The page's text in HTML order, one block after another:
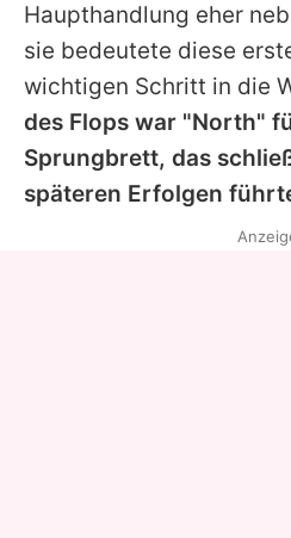
Haupthandlung eher
sie bedeutete diese
wichtigen Schritt in die
des Flops war "North"
Sprungbrett, das
späteren Erfolgen